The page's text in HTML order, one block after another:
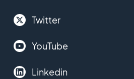
Twitter
YouTube
Linkedin